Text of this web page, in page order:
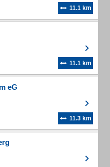
11.1 km
11.1 km
eG
11.3 km